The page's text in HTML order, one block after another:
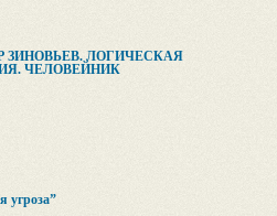
ЗИНОВЬЕВ. ЛОГИЧЕСКАЯ
ЧЕЛОВЕЙНИК
угроза”